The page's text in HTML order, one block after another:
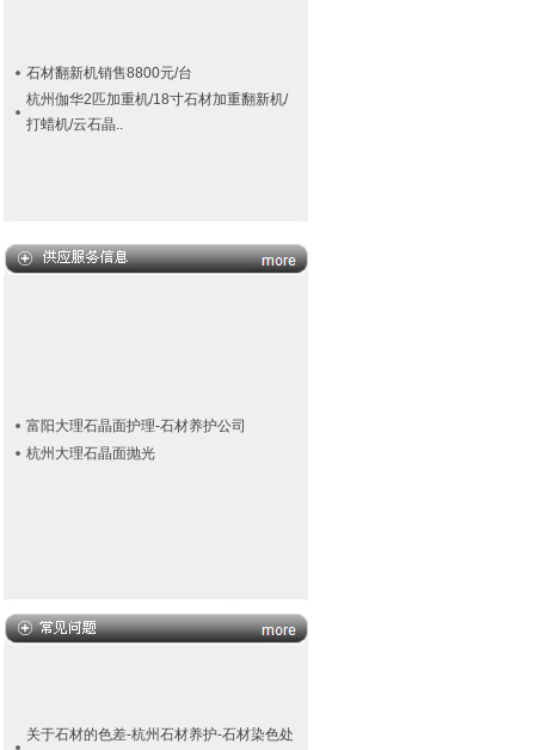
石材翻新机销售8800元/台
杭州伽华2匹加重机/18寸石材加重翻新机/
打蜡机/云石晶..
富阳大理石晶面护理-石材养护公司
杭州大理石晶面抛光
关于石材的色差-杭州石材养护-石材染色处